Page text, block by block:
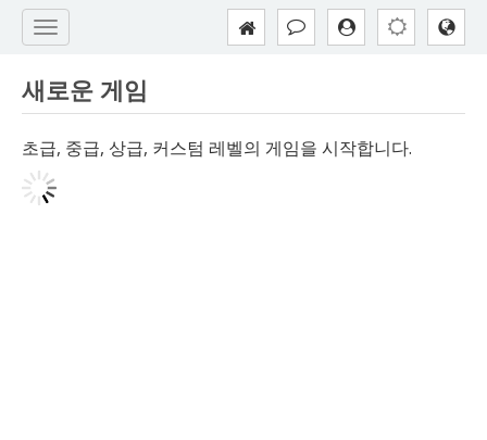
새로운 게임
초급, 중급, 상급, 커스텀 레벨의 게임을 시작합니다.